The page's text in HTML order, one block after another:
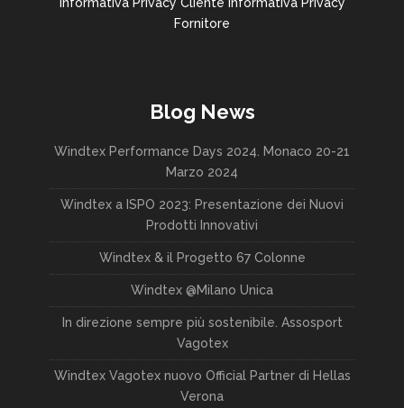
Fornitore
Blog News
Windtex Performance Days 2024. Monaco 20-21
Marzo 2024
Windtex a ISPO 2023: Presentazione dei Nuovi
Prodotti Innovativi
Windtex & il Progetto 67 Colonne
Windtex @Milano Unica
In direzione sempre più sostenibile. Assosport
Vagotex
Windtex Vagotex nuovo Official Partner di Hellas
Verona